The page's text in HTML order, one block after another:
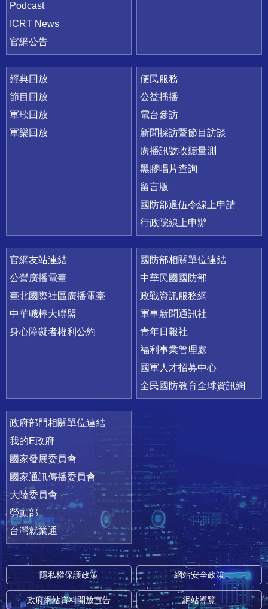
Podcast
ICRT News
官網公告
經典回放
節目回放
軍歌回放
軍樂回放
便民服務
公益插播
電台參訪
新聞採訪暨節目訪談
廣播訊號收聽量測
黑膠唱片查詢
留言版
國防部退伍令線上申請
行政院線上申辦
官網友站連結
公營廣播電臺
臺北國際社區廣播電臺
中華職棒大聯盟
身心障礙者權利公約
國防部相關單位連結
中華民國國防部
政戰資訊服務網
軍事新聞通訊社
青年日報社
福利事業管理處
國軍人才招募中心
全民國防教育全球資訊網
政府部門相關單位連結
我的E政府
國家發展委員會
國家通訊傳播委員會
大陸委員會
勞動部
台灣就業通
隱私權保護政策 網站安全政策
政府網站資料開放宣告 網站導覽